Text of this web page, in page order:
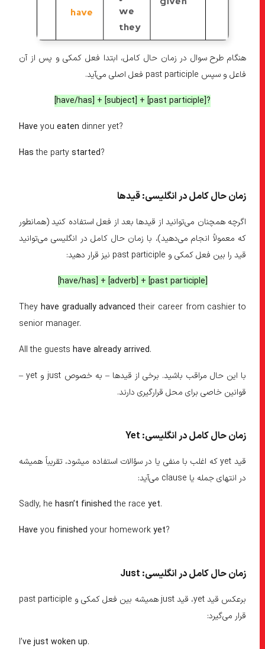
هنگام طرح سوال در زمان حال کامل، ابتدا فعل کمکی و پس از آن
فاعل و سپس past participle فعل اصلی می‌آید.
[have/has] + [subject] + [past participle]?
Haveyoueatendinner yet?
Hasthe partystarted
زمان حال کامل در انگلیسی: قید‌ها
اگرچه همچنان می‌توانید از قیدها بعد از فعل استفاده کنید (همانطور
که معمولاً انجام می‌دهید)، با زمان حال کامل در انگلیسی می‌توانید
قید را بین فعل کمکی و past participle نیز قرار دهید:
[have/has] + [adverb] + [past participle]
Theyhave gradually advancedtheir career from cashier to
senior manager.
All the guestshave already arrived
با این حال مراقب باشید. برخی از قیدها – به خصوص just و yet –
قوانین خاصی برای محل قرارگیری دارند.
زمان حال کامل در انگلیسی: Yet
قید yet که اغلب با منفی یا در سؤالات استفاده میشود، تقریباً همیشه
در انتهای جمله یا clause می‌آید:
Sadly, hehasn’t finishedthe raceyet
Haveyoufinishedyour homeworkyet
زمان حال کامل در انگلیسی: Just
برعکس قید yet، قید just همیشه بین فعل کمکی و past participle
قرار می‌گیرد:
I’ve just woken up